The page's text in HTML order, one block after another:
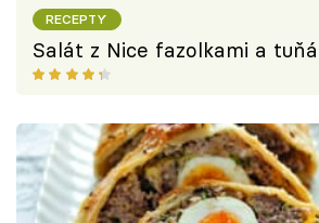
RECEPTY
Salát z Nice fazolkami a